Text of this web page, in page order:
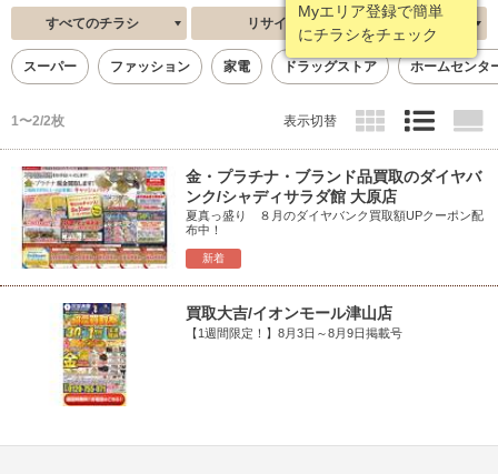
Myエリア登録で簡単
にチラシをチェック
すべてのチラシ リサイクル 新着順
スーパー ファッション 家電 ドラッグストア ホームセンタ
1〜2/2枚 表示切替
新着
金・プラチナ・ブランド品買取のダイヤバ
ンク/シャディサラダ館 大原店
夏真っ盛り ８月のダイヤバンク買取額UPクーポン配
布中！
買取大吉/イオンモール津山店
【1週間限定！】8月3日～8月9日掲載号